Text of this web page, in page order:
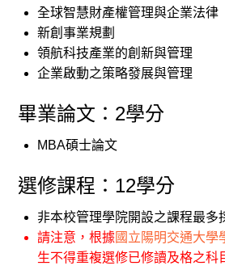
全球智慧財產權管理與企業法律
新創事業規劃
領航科技產業的創新與管理
企業啟動之策略發展與管理
畢業論文：2學分
MBA碩士論文
選修課程：12學分
非本校管理學院開設之課程最多
請注意，根據國立陽明交通大學
生不得重複選修已修讀及格之科